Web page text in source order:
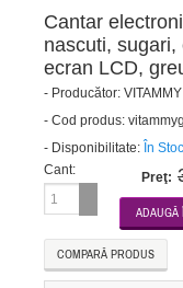
Cantar
nascuti,
ecran LCD,
- Producător: VITAMMY
- Cod produs:
- Disponibilitate: În Stoc
Cant:
Preţ:
COMPARĂ PRODUS